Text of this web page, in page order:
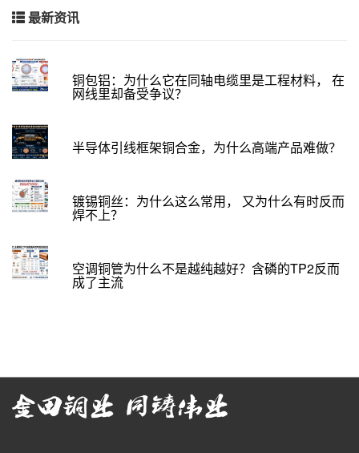
最新资讯
铜包铝：为什么它在同轴电缆里是工程材料， 在
网线里却备受争议？
半导体引线框架铜合金，为什么高端产品难做？
镀锡铜丝：为什么这么常用， 又为什么有时反而
焊不上？
空调铜管为什么不是越纯越好？含磷的TP2反而
成了主流